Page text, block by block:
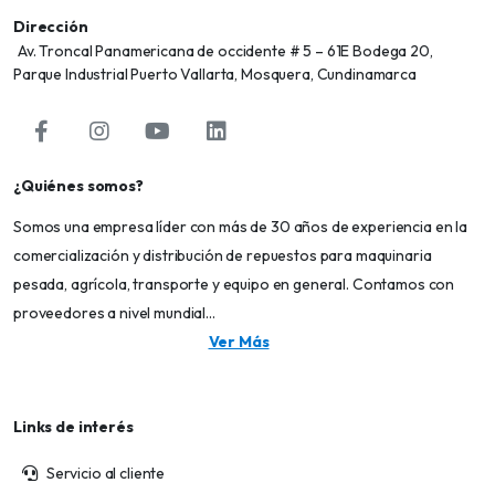
Dirección
Av. Troncal Panamericana de occidente # 5 – 61E Bodega 20,
Parque Industrial Puerto Vallarta, Mosquera, Cundinamarca
¿Quiénes somos?
Somos una empresa líder con más de 30 años de experiencia en la
comercialización y distribución de repuestos para maquinaria
pesada, agrícola, transporte y equipo en general. Contamos con
proveedores a nivel mundial...
Ver Más
Links de interés
Servicio al cliente